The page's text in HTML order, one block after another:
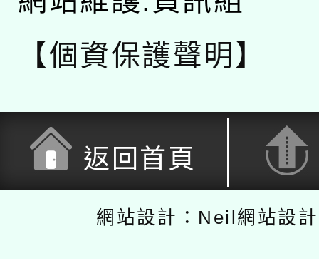
【個資保護聲明】
返回首頁
網站設計：Neil網站設